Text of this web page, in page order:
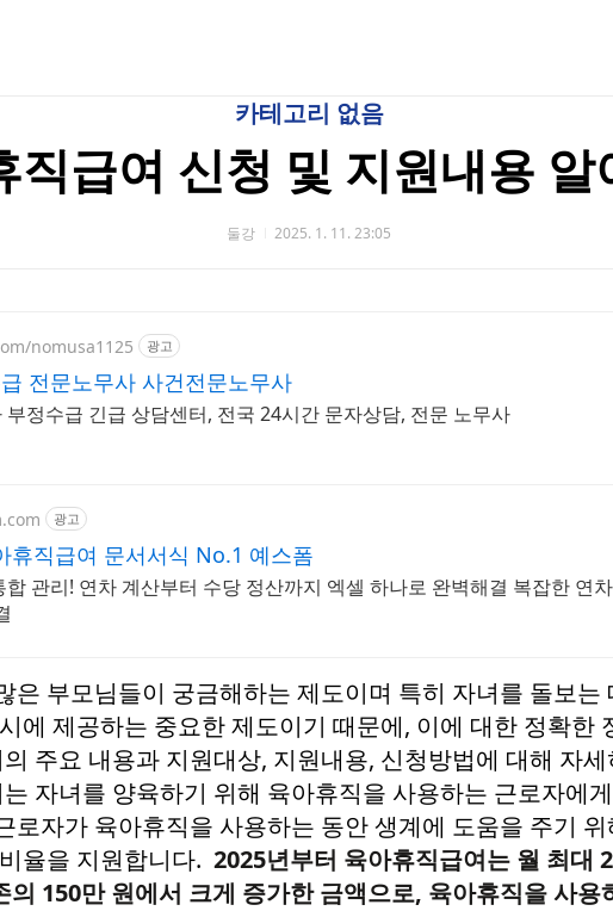
카테고리 없음
직급여 신청 및 지원내용 알
둘강 2025. 1. 11. 23:05
nomusa1125 광고
전문노무사 사건전문노무사
정수급 긴급 상담센터, 전국 24시간 문자상담, 전문 노무사
광고
휴직급여 문서서식 No.1 예스폼
관리! 연차 계산부터 수당 정산까지 엑셀 하나로 완벽해결 복잡한 연차
은 부모님들이 궁금해하는 제도이며 특히 자녀를 돌보는
에 제공하는 중요한 제도이기 때문에, 이에 대한 정확한
주요 내용과 지원대상, 지원내용, 신청방법에 대해 자
자녀를 양육하기 위해 육아휴직을 사용하는 근로자에
로자가 육아휴직을 사용하는 동안 생계에 도움을 주기
율을 지원합니다. 2025년부터 육아휴직급여는 월 최대
150만 원에서 크게 증가한 금액으로, 육아휴직을 사용